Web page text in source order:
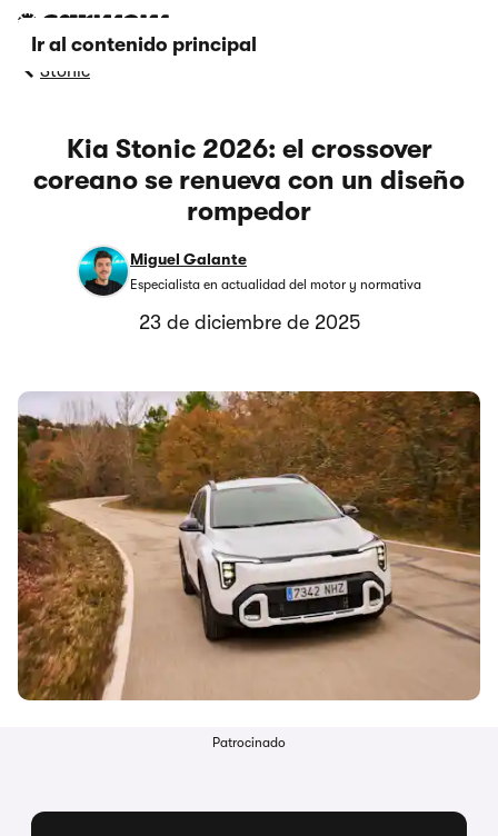
Ir al contenido principal
Stonic
Kia Stonic 2026: el crossover
coreano se renueva con un diseño
rompedor
Miguel Galante
Especialista en actualidad del motor y normativa
23 de diciembre de 2025
Patrocinado